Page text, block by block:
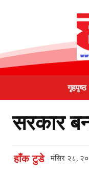
गृहपृष्ठ
सरकार
हाँक टुडे मंसिर २८,